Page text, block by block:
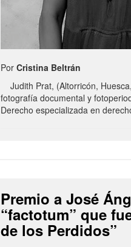
PorCristina Beltrán
Judith Prat, (Altorricón,
fotografía documental y
Derecho especializada en
Premio a José
“factotum” que
de los Perdidos”